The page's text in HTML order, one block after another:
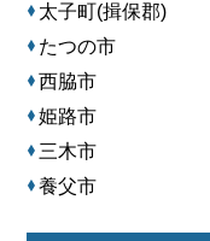
太子町(揖保郡)
たつの市
西脇市
姫路市
三木市
養父市